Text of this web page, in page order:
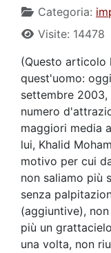
Categoria:
Visite: 14478
(Questo articolo
quest'uomo:
settembre
numero
maggiori media
lui, Khalid
motivo per cui
non saliamo più
senza
(aggiuntive),
più un
una volta, non